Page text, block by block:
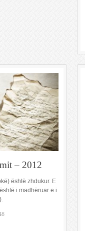
– 2012
është zhdukur. E
i madhëruar e i